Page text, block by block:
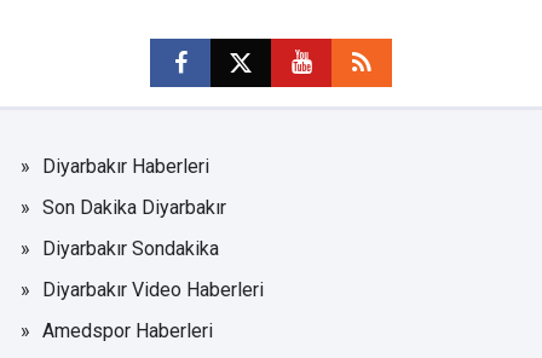
Diyarbakır Haberleri
Son Dakika Diyarbakır
Diyarbakır Sondakika
Diyarbakır Video Haberleri
Amedspor Haberleri